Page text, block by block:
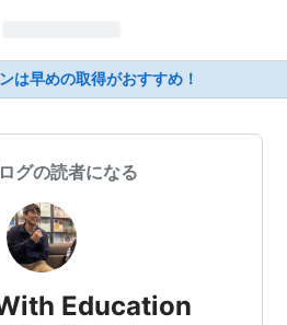
は早めの取得がおすすめ！
グの読者になる
Education